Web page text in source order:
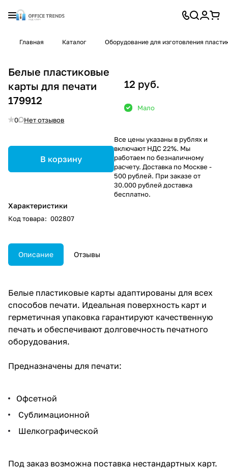
Главная Каталог Оборудование для изготовления
Белые пластиковые
карты для печати
179912
0 Нет отзывов
В корзину
Характеристики
Код товара: 002807
12 руб.
Мало
Все цены указаны в рублях и
включают НДС 22%. Мы
работаем по безналичному
расчету. Доставка по Москве -
500 рублей. При заказе от
30.000 рублей доставка
бесплатно.
Описание Отзывы
Белые пластиковые карты адаптированы для всех
способов печати. Идеальная поверхность карт и
герметичная упаковка гарантируют качественную
печать и обеспечивают долговечность печатного
оборудования.
Предназначены для печати:
Офсетной
Сублимационной
Шелкографической
Под заказ возможна поставка нестандартных карт.